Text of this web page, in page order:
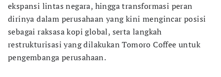
ekspansi lintas negara, hingga transformasi peran
dirinya dalam perusahaan yang kini mengincar posisi
sebagai raksasa kopi global, serta langkah
restrukturisasi yang dilakukan Tomoro Coffee untuk
pengembanga perusahaan.